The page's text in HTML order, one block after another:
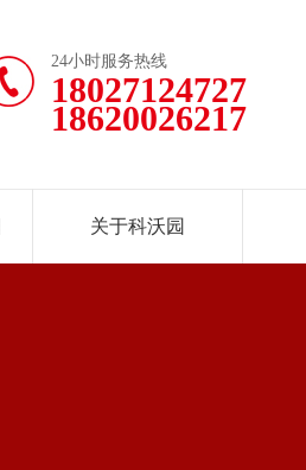
24小时服务热线
18027124727
18620026217
关于科沃园